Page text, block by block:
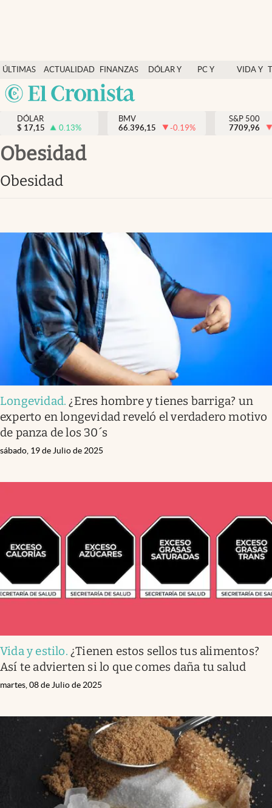
ÚLTIMAS
NOTICIAS
ACTUALIDAD
FINANZAS
Y
ECONOMÍA
DÓLAR Y
PC Y
VIDA Y
México
Actualidad
Finanzas y economía
Dólar y mercados
Opinión
Brand Strategy
Vida y estilo
Clima
Espiritualidad
Mediakit
abre en nueva pestaña
México
DÓLAR
$ 17,15 0.13%
BMV
66.396,15
-0.19%
S&P 500
7709,96
obesidad
obesidad
Longevidad. ¿Eres hombre y tienes barriga? un
experto en longevidad reveló el verdadero motivo
de panza de los 30´s
sábado, 19 de Julio de 2025
Vida y estilo. ¿Tienen estos sellos tus alimentos?
Así te advierten si lo que comes daña tu salud
martes, 08 de Julio de 2025